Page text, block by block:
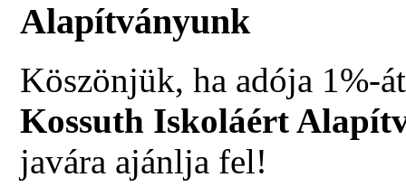
Alapítványunk
Köszönjük, ha adója 1%-
Kossuth Iskoláért
javára ajánlja fel!